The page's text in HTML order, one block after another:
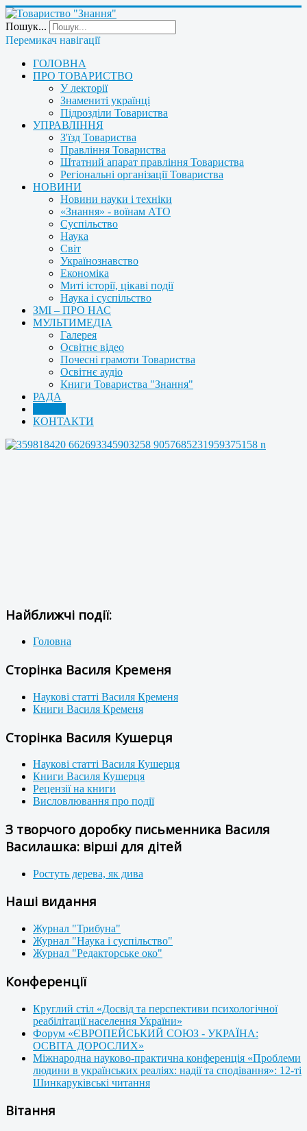
Пошук...
Перемикач навігації
ГОЛОВНА
ПРО ТОВАРИСТВО
У лекторії
Знамениті українці
Підрозділи Товариства
УПРАВЛІННЯ
З'їзд Товариства
Правління Товариства
Штатний апарат правління Товариства
Регіональні організації Товариства
НОВИНИ
Новини науки і техніки
«Знання» - воїнам АТО
Суспільство
Наука
Світ
Українознавство
Економіка
Миті історії, цікаві події
Наука і суспільство
ЗМІ – ПРО НАС
МУЛЬТИМЕДІА
Галерея
Освітнє відео
Почесні грамоти Товариства
Освітнє аудіо
Книги Товариства "Знання"
РАДА
КОНТАКТИ
Найближчі події:
Головна
Сторінка Василя Кременя
Наукові статті Василя Кременя
Книги Василя Кременя
Сторінка Василя Кушерця
Наукові статті Василя Кушерця
Книги Василя Кушерця
Рецензії на книги
Висловлювання про події
З творчого доробку письменника Василя
Василашка: вірші для дітей
Ростуть дерева, як дива
Наші видання
Журнал "Трибуна"
Журнал "Наука і суспільство"
Журнал "Редакторське око"
Конференції
Круглий стіл «Досвід та перспективи психологічної
реабілітації населення України»
Форум «ЄВРОПЕЙСЬКИЙ СОЮЗ - УКРАЇНА:
ОСВІТА ДОРОСЛИХ»
Міжнародна науково-практична конференція «Проблеми
людини в українських реаліях: надії та сподівання»: 12-ті
Шинкаруківські читання
Вітання